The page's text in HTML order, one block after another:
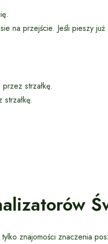
na przejście. Jeśli pieszy
strzałkę.
znajomości znaczenia